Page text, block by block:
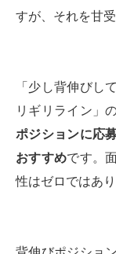
すが、それを甘
「少し背伸びし
リギリライン」
ポジションに応
おすすめです。
性はゼロではあり